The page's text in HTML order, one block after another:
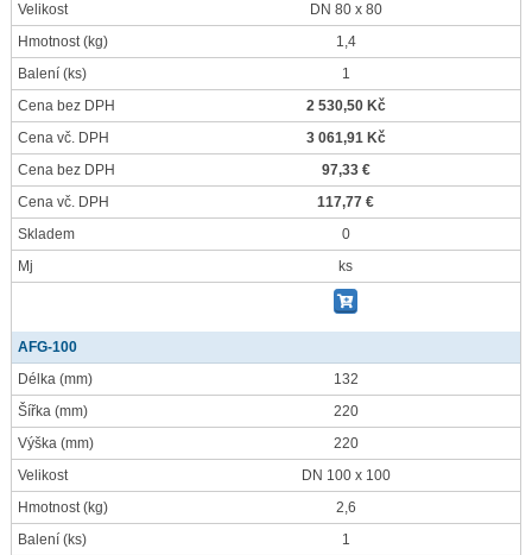
Velikost
DN 80 x 80
Hmotnost(kg)
1,4
Balení (ks)
1
Cena bez DPH
2 530,50 Kč
Cena vč. DPH
3 061,91 Kč
Cena bez DPH
97,33 €
Cena vč. DPH
117,77 €
Skladem
0
Mj
ks
AFG-100
Délka (mm)
132
Šířka (mm)
220
Výška (mm)
220
Velikost
DN 100 x 100
Hmotnost(kg)
2,6
Balení (ks)
1